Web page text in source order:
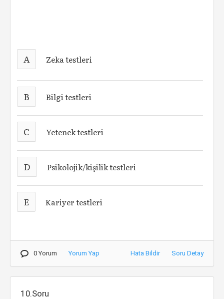
A Zeka testleri
B Bilgi testleri
C Yetenek testleri
D Psikolojik/kişilik testleri
E Kariyer testleri
0 Yorum Yorum Yap Hata Bildir Soru Detay
10.Soru